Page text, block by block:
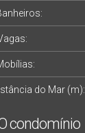
do Mar (m):
condomínio